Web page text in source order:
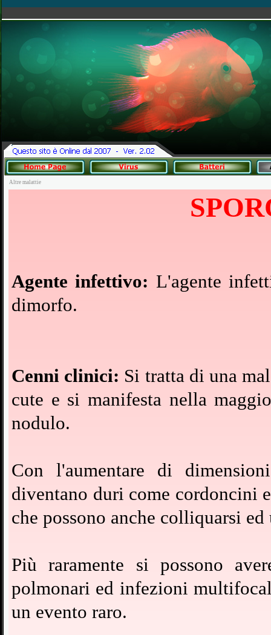
Altre malattie
Agente infettivo: L'agente
dimorfo.
Cenni clinici: Si tratta di una
cute e si manifesta nella
nodulo.
Con l'aumentare di
diventano duri come cordoncini
che possono anche colliquarsi ed
Più raramente si possono
polmonari ed infezioni
un evento raro.